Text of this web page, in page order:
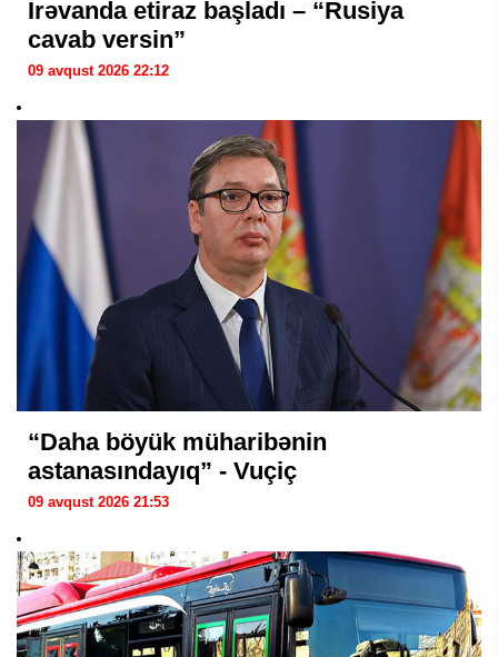
İrəvanda etiraz başladı – “Rusiya
cavab versin”
09 avqust 2026 22:12
“Daha böyük müharibənin
astanasındayıq” - Vuçiç
09 avqust 2026 21:53